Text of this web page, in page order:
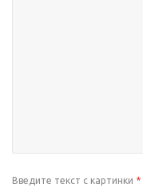
Введите текст с картинки *